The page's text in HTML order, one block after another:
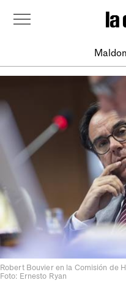
Robert Bouvier en la Comisión de
Foto: Ernesto Ryan